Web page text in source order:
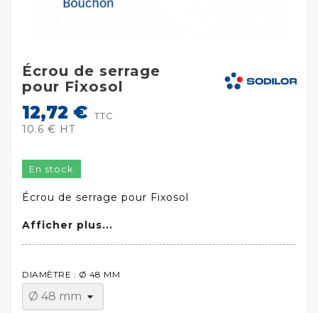
Écrou de serrage
pour Fixosol
12,72 € TTC
10.6 € HT
En stock
Écrou de serrage pour Fixosol
Afficher plus...
DIAMÈTRE : Ø 48 MM